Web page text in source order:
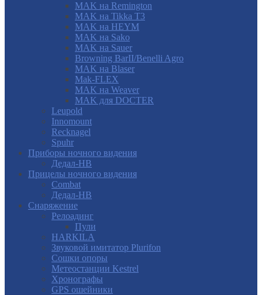
MAK на Remington
MAK на Tikka T3
MAK на HEYM
MAK на Sako
MAK на Sauer
Browning BarII/Benelli Agro
MAK на Blaser
Mak-FLEX
MAK на Weaver
MAK для DOCTER
Leupold
Innomount
Recknagel
Spuhr
Приборы ночного видения
Дедал-НВ
Прицелы ночного видения
Combat
Дедал-НВ
Снаряжение
Релоадинг
Пули
HARKILA
Звуковой имитатор Plurifon
Сошки опоры
Метеостанции Kestrel
Хронографы
GPS ошейники